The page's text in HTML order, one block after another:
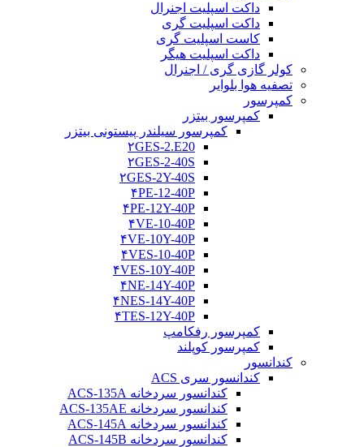
داکت اسپلیت اجنرال
داکت اسپلیت گری
کاست اسپلیت گری
داکت اسپلیت هیگر
کولر گازی گری / اجنرال
تصفیه هوا بلوایر
کمپرسور
کمپرسور بیتزر
کمپرسور سیلندر پیستونی بیتزر
۲GES-2.E20
۲GES-2-40S
۲GES-2Y-40S
۴PE-12-40P
۴PE-12Y-40P
۴VE-10-40P
۴VE-10Y-40P
۴VES-10-40P
۴VES-10Y-40P
۴NE-14Y-40P
۴NES-14Y-40P
۴TES-12Y-40P
کمپرسور رفکامپ
کمپرسور کوپلند
کندانسور
کندانسور سری ACS
کندانسور سردخانه ACS-135A
کندانسور سردخانه ACS-135AE
کندانسور سردخانه ACS-145A
کندانسور سردخانه ACS-145B